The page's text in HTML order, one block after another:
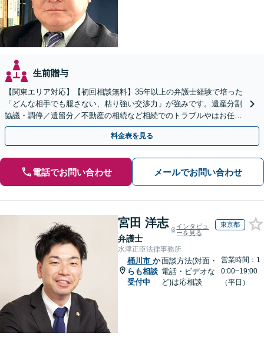
生前贈与
【関東エリア対応】【初回相談無料】35年以上の弁護士経験で培った
「どんな相手でも臆さない、粘り強い交渉力」が強みです。遺産分割
協議・調停／遺留分／不動産の相続など相続でのトラブルやはお任せ
ください。遺言書や生前贈与など生前対策にも注力
料金表を見る
電話でお問い合わせ メールでお問い合わせ
宮田 洋志
弁護士
インタビュ
ーを見る
東京都
水津正臣法律事務所
桶川市 か
らも相談
受付中
面談方法(対面・
電話・ビデオな
ど)は応相談
営業時間：1
0:00~19:00
（平日）